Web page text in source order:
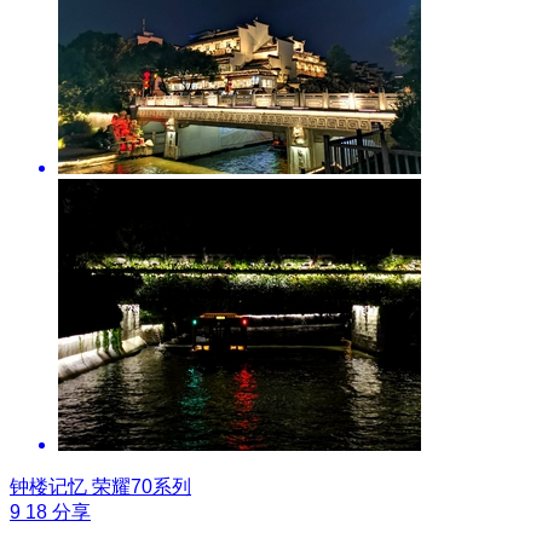
钟楼记忆 荣耀70系列
9 18 分享